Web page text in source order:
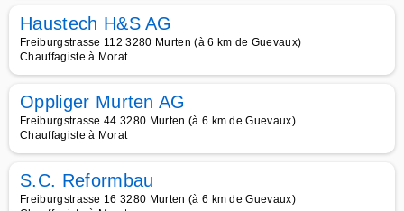
Haustech H&S AG
Freiburgstrasse 112 3280 Murten (à 6 km de Guevaux)
Chauffagiste à Morat
Oppliger Murten AG
Freiburgstrasse 44 3280 Murten (à 6 km de Guevaux)
Chauffagiste à Morat
S.C. Reformbau
Freiburgstrasse 16 3280 Murten (à 6 km de Guevaux)